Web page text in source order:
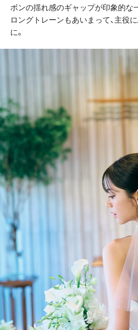
ボンの揺れ感のギャップが印象的な
ロングトレーンもあいまって、主役
に。